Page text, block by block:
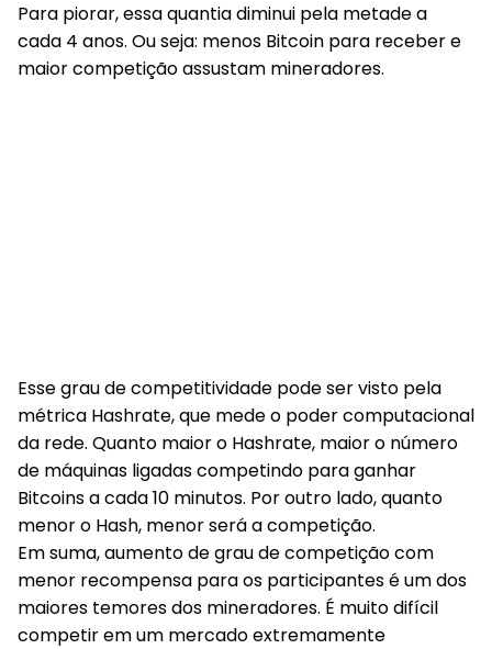
Para piorar, essa quantia diminui pela metade a
cada 4 anos. Ou seja: menos Bitcoin para receber e
maior competição assustam mineradores.
Esse grau de competitividade pode ser visto pela
métrica Hashrate, que mede o poder computacional
da rede. Quanto maior o Hashrate, maior o número
de máquinas ligadas competindo para ganhar
Bitcoins a cada 10 minutos. Por outro lado, quanto
menor o Hash, menor será a competição.
Em suma, aumento de grau de competição com
menor recompensa para os participantes é um dos
maiores temores dos mineradores. É muito difícil
competir em um mercado extremamente